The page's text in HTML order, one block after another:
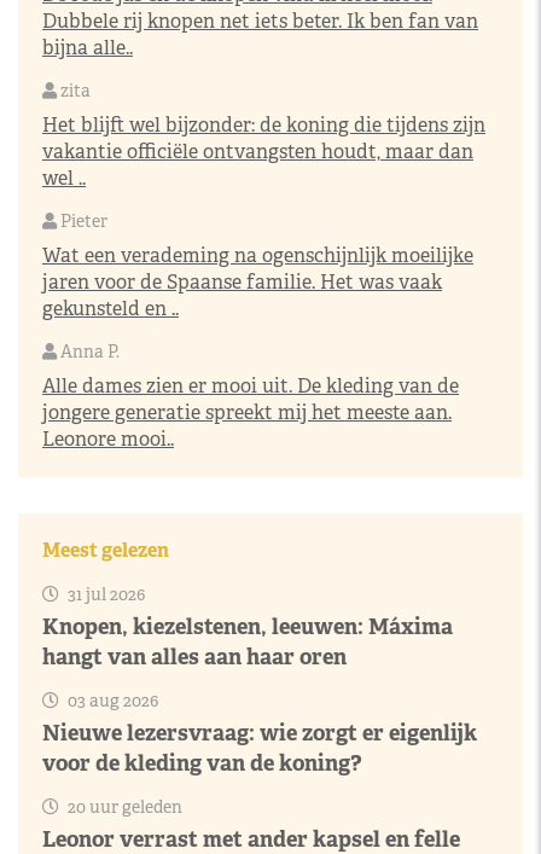
Dubbele rij knopen net iets beter. Ik ben fan van
bijna alle..
zita
Het blijft wel bijzonder: de koning die tijdens zijn
vakantie officiële ontvangsten houdt, maar dan
wel ..
Pieter
Wat een verademing na ogenschijnlijk moeilijke
jaren voor de Spaanse familie. Het was vaak
gekunsteld en ..
Anna P.
Alle dames zien er mooi uit. De kleding van de
jongere generatie spreekt mij het meeste aan.
Leonore mooi..
Meest gelezen
31 jul 2026
Knopen, kiezelstenen, leeuwen: Máxima
hangt van alles aan haar oren
03 aug 2026
Nieuwe lezersvraag: wie zorgt er eigenlijk
voor de kleding van de koning?
20 uur geleden
Leonor verrast met ander kapsel en felle